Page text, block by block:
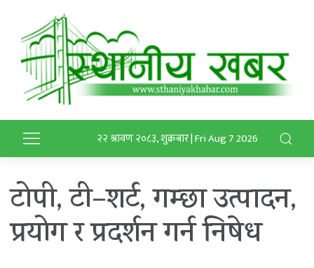
२२ श्रावण २०८३, शुक्रबार | Fri Aug 7 2026
टोपी, टी–शर्ट, गम्छा उत्पादन,
प्रयोग र प्रदर्शन गर्न निषेध